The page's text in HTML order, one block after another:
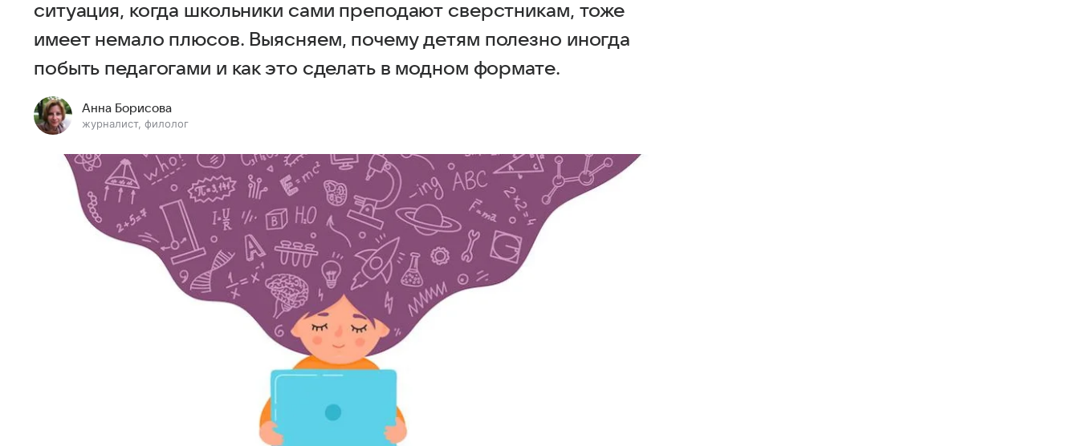
ситуация, когда школьники сами преподают сверстникам, тоже
имеет немало плюсов. Выясняем, почему детям полезно иногда
побыть педагогами и как это сделать в модном формате.
Анна Борисова
журналист, филолог